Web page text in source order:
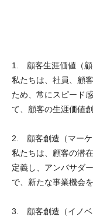
1. 顧客生涯価値（顧
私たちは、社員、顧
ため、常にスピード
て、顧客の生涯価値
2. 顧客創造（マーケ
私たちは、顧客の潜
定義し、アンバサダ
で、新たな事業機会を
3. 顧客創造（イノベ